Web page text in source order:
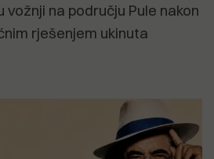
vožnji na području Pule nakon
rješenjem ukinuta